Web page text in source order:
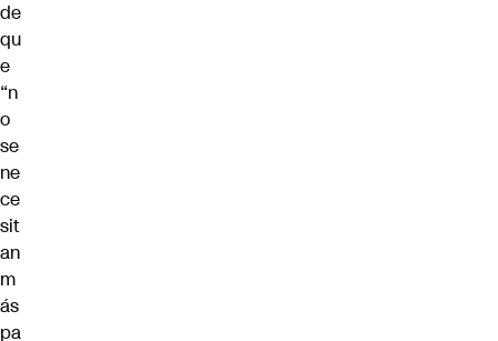
de
qu
e
“n
o
se
ne
ce
sit
an
m
ás
pa